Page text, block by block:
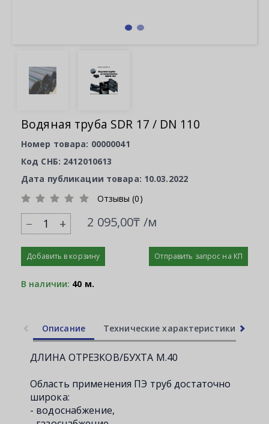
Водяная труба SDR 17 / DN 110
Номер товара: 00000041
Код СНБ: 2412010613
Дата публикации товара: 10.03.2022
Отзывы (0)
+ 2 095,00₸ /м
Добавить в корзину Отправить запрос на КП
В наличии: 40 м.
Описание Технические характеристики
ДЛИНА ОТРЕЗКОВ/БУХТА М.40
Область применения ПЭ труб достаточно
широка:
- водоснабжение,